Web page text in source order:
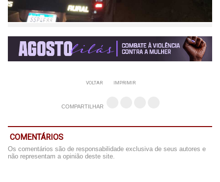
VOLTAR IMPRIMIR
COMPARTILHAR
COMENTÁRIOS
Os comentários são de responsabilidade exclusiva de seus autores e
não representam a opinião deste site.